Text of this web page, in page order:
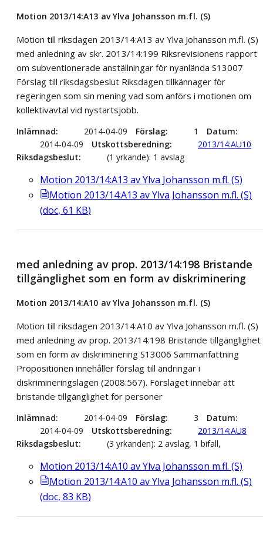
Motion 2013/14:A13 av Ylva Johansson m.fl. (S)
Motion till riksdagen 2013/14:A13 av Ylva Johansson m.fl. (S)
med anledning av skr. 2013/14:199 Riksrevisionens rapport
om subventionerade anställningar för nyanlända S13007
Förslag till riksdagsbeslut Riksdagen tillkännager för
regeringen som sin mening vad som anförs i motionen om
kollektivavtal vid nystartsjobb.
Inlämnad 2014-04-09 Förslag 1
Datum
2014-04-09
Utskottsberedning
2013/14:AU10
Riksdagsbeslut
(1 yrkande): 1 avslag
Motion 2013/14:A13 av Ylva Johansson m.fl. (S)
Motion 2013/14:A13 av Ylva Johansson m.fl. (S)
(doc, 61 KB)
med anledning av prop. 2013/14:198 Bristande
tillgänglighet som en form av diskriminering
Motion 2013/14:A10 av Ylva Johansson m.fl. (S)
Motion till riksdagen 2013/14:A10 av Ylva Johansson m.fl. (S)
med anledning av prop. 2013/14:198 Bristande tillgänglighet
som en form av diskriminering S13006 Sammanfattning
Propositionen innehåller förslag till ändringar i
diskrimineringslagen (2008:567). Förslaget innebär att
bristande tillgänglighet för personer
Inlämnad 2014-04-09 Förslag 3
Datum
2014-04-09
Utskottsberedning
2013/14:AU8
Riksdagsbeslut
(3 yrkanden): 2 avslag, 1 bifall,
Motion 2013/14:A10 av Ylva Johansson m.fl. (S)
Motion 2013/14:A10 av Ylva Johansson m.fl. (S)
(doc, 83 KB)